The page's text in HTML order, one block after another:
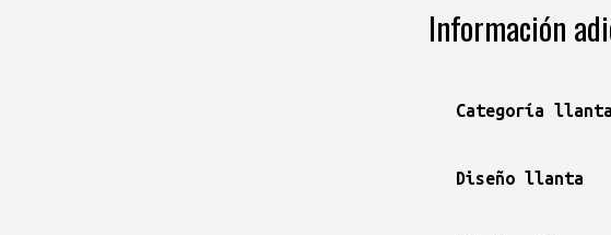
Información
Categoría llanta
Diseño llanta